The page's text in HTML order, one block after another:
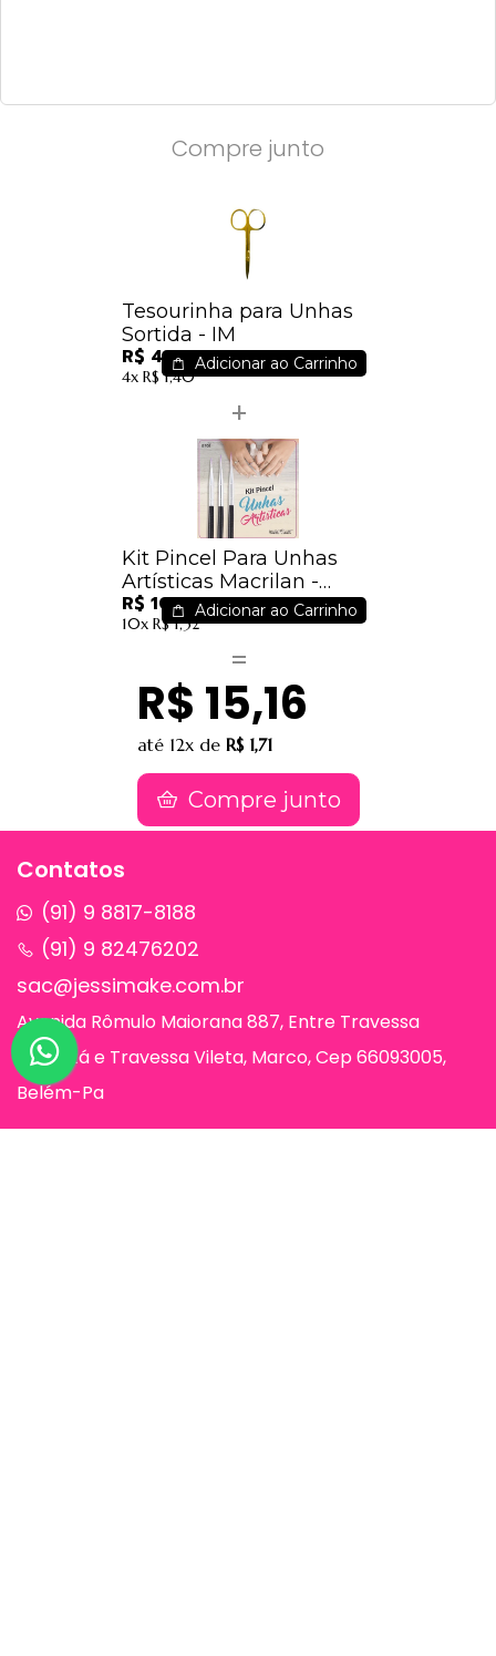
Compre junto
Tesourinha para Unhas
Sortida - IM
R$ 4,96
4x R$ 1,40
Adicionar ao Carrinho
Kit Pincel Para Unhas
Artísticas Macrilan -
B708
R$ 10,20
10x R$ 1,32
Adicionar ao Carrinho
R$ 15,16
até 12x de R$ 1,71
Compre junto
Contatos
(91) 9 8817-8188
(91) 9 82476202
sac@jessimake.com.br
Avenida Rômulo Maiorana 887, Entre Travessa
Humaitá e Travessa Vileta, Marco, Cep 66093005,
Belém-Pa